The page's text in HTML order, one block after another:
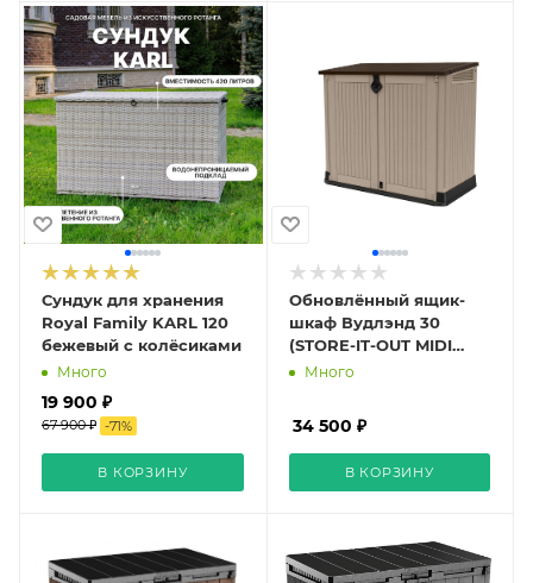
Сундук для хранения
Royal Family KARL 120
бежевый с колёсиками
Много
19 900 ₽
67 900 ₽ -71%
В КОРЗИНУ
Обновлённый ящик-
шкаф Вудлэнд 30
(STORE-IT-OUT MIDI
UPGRADED) 845 л,
Много
34 500 ₽
В КОРЗИНУ